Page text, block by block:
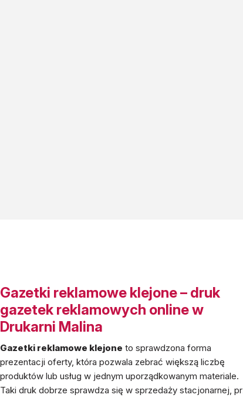
Gazetki reklamowe klejone – druk
gazetek reklamowych online w
Drukarni Malina
Gazetki reklamowe klejone to sprawdzona forma
prezentacji oferty, która pozwala zebrać większą liczbę
produktów lub usług w jednym uporządkowanym materiale.
Taki druk dobrze sprawdza się w sprzedaży stacjonarnej,